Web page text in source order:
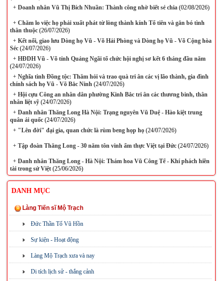
+Doanh nhân Vũ Thị Bích Nhuần: Thành công nhờ biết sẻ chia(02/08/2026)
+Chăm lo việc họ phải xuất phát từ lòng thành kính Tổ tiên và gắn bó tình
thân thuộc(26/07/2026)
+Kết nối, giao lưu Dòng họ Vũ - Võ Hải Phòng và Dòng họ Vũ - Võ Cộng hòa
Séc(24/07/2026)
+HĐDH Vũ - Võ tỉnh Quảng Ngãi tổ chức hội nghị sơ kết 6 tháng đầu năm
(24/07/2026)
+Nghĩa tình Đồng tộc: Thăm hỏi và trao quà tri ân các vị lão thành, gia đình
chính sách họ Vũ - Võ Bắc Ninh(24/07/2026)
+Hội cựu Công an nhân dân phường Kinh Bắc tri ân các thương binh, thân
nhân liệt sỹ(24/07/2026)
+Danh nhân Thăng Long Hà Nội: Trạng nguyên Vũ Duệ - Hào kiệt trung
quân ái quốc(24/07/2026)
+"Lên đời" đại gia, quan chức là rùm beng họp họ(24/07/2026)
+Tập đoàn Thăng Long - 30 năm tôn vinh ẩm thực Việt tại Đức(24/07/2026)
+Danh nhân Thăng Long - Hà Nội: Thám hoa Vũ Công Tể - Khí phách hiền
tài trong sử Việt(25/06/2026)
DANH MỤC
Làng Tiến sĩ Mộ Trạch
Đức Thần Tổ Vũ Hồn
Sự kiện - Hoạt động
Làng Mộ Trạch xưa và nay
Di tích lịch sử - thắng cảnh